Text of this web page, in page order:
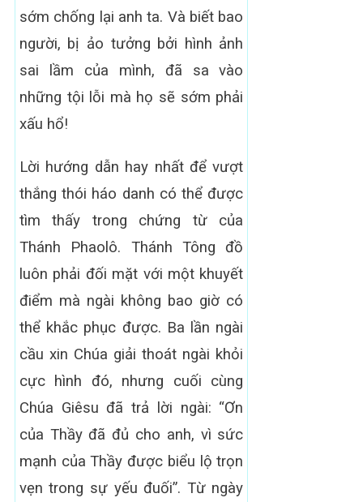
sớm chống lại anh ta. Và biết bao
người, bị ảo tưởng bởi hình ảnh
sai lầm của mình, đã sa vào
những tội lỗi mà họ sẽ sớm phải
xấu hổ!
Lời hướng dẫn hay nhất để vượt
thắng thói háo danh có thể được
tìm thấy trong chứng từ của
Thánh Phaolô. Thánh Tông đồ
luôn phải đối mặt với một khuyết
điểm mà ngài không bao giờ có
thể khắc phục được. Ba lần ngài
cầu xin Chúa giải thoát ngài khỏi
cực hình đó, nhưng cuối cùng
Chúa Giêsu đã trả lời ngài: “Ơn
của Thầy đã đủ cho anh, vì sức
mạnh của Thầy được biểu lộ trọn
vẹn trong sự yếu đuối”. Từ ngày